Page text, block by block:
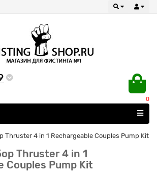
0
Thruster 4 in 1 Rechargeable Couples Pump Kit
Thruster 4 in 1
Couples Pump Kit